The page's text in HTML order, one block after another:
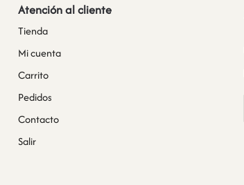
Atención al cliente
Tienda
Mi cuenta
Carrito
Pedidos
Contacto
Salir